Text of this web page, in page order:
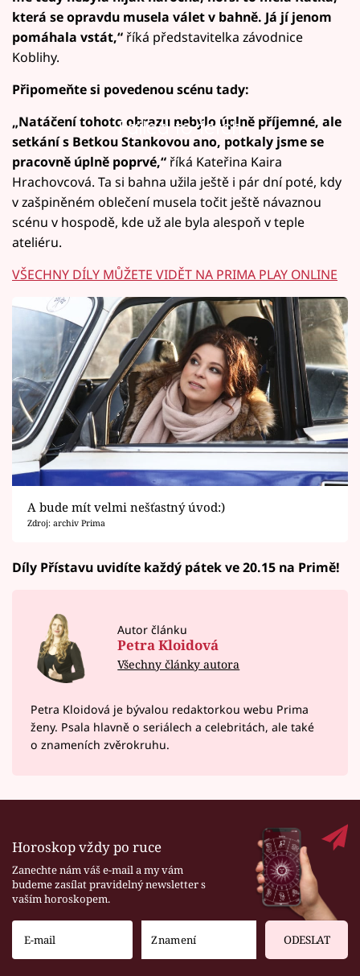
která se opravdu musela válet v bahně. Já jí jenom
pomáhala vstát,“ říká představitelka závodnice
Koblihy.
Připomeňte si povedenou scénu tady:
Failed to fetch
„Natáčení tohoto obrazu nebylo úplně příjemné, ale
setkání s Betkou Stankovou ano, potkaly jsme se
pracovně úplně poprvé,“ říká Kateřina Kaira
Hrachovcová. Ta si bahna užila ještě i pár dní poté, kdy
v zašpiněném oblečení musela točit ještě návaznou
scénu v hospodě, kde už ale byla alespoň v teple
ateliéru.
VŠECHNY DÍLY MŮŽETE VIDĚT NA PRIMA PLAY ONLINE
A bude mít velmi nešťastný úvod:)
Zdroj: archiv Prima
Díly Přístavu uvidíte každý pátek ve 20.15 na Primě!
Autor článku
Petra Kloidová
Všechny články autora
Petra Kloidová je bývalou redaktorkou webu Prima
ženy. Psala hlavně o seriálech a celebritách, ale také
o znameních zvěrokruhu.
Horoskop vždy po ruce
Zanechte nám váš e-mail a my vám
budeme zasílat pravidelný newsletter s
vaším horoskopem.
ODESLAT